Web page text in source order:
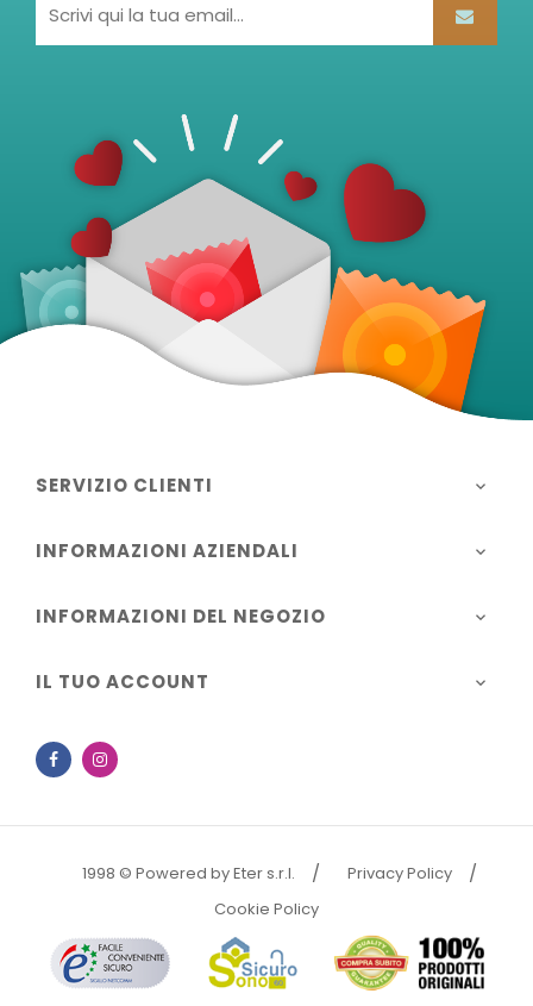
SERVIZIO CLIENTI 
INFORMAZIONI AZIENDALI 
INFORMAZIONI DEL NEGOZIO 
IL TUO ACCOUNT 
Facebook
1998 © Powered by Eter s.r.l.
Privacy Policy
Cookie Policy